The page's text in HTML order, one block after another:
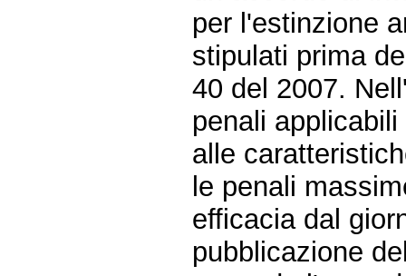
per l'estinzione
stipulati prima
40 del 2007.
penali
alle
le penali
efficacia dal
pubblicazione